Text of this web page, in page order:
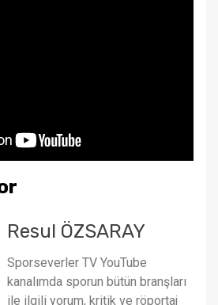
Resul ÖZSARAY
Sporseverler TV YouTube
kanalımda sporun bütün branşları
ile ilgili yorum, kritik ve röportaj